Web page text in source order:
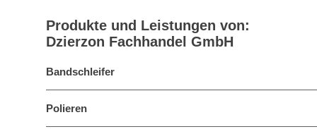
Produkte und Leistungen von:
Dzierzon Fachhandel GmbH
Bandschleifer
Polieren